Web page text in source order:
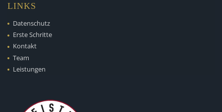
LINKS
Datenschutz
Erste Schritte
Kontakt
Team
Leistungen